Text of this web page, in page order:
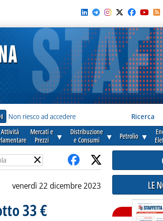
Non riesco ad accedere Ricerca
Attività
Mercati e
Prezzi
▼
Distribuzione
e Consumi
▼ Petrolio ▼
×
venerdì 22 dicembre 2023
33 €
LE